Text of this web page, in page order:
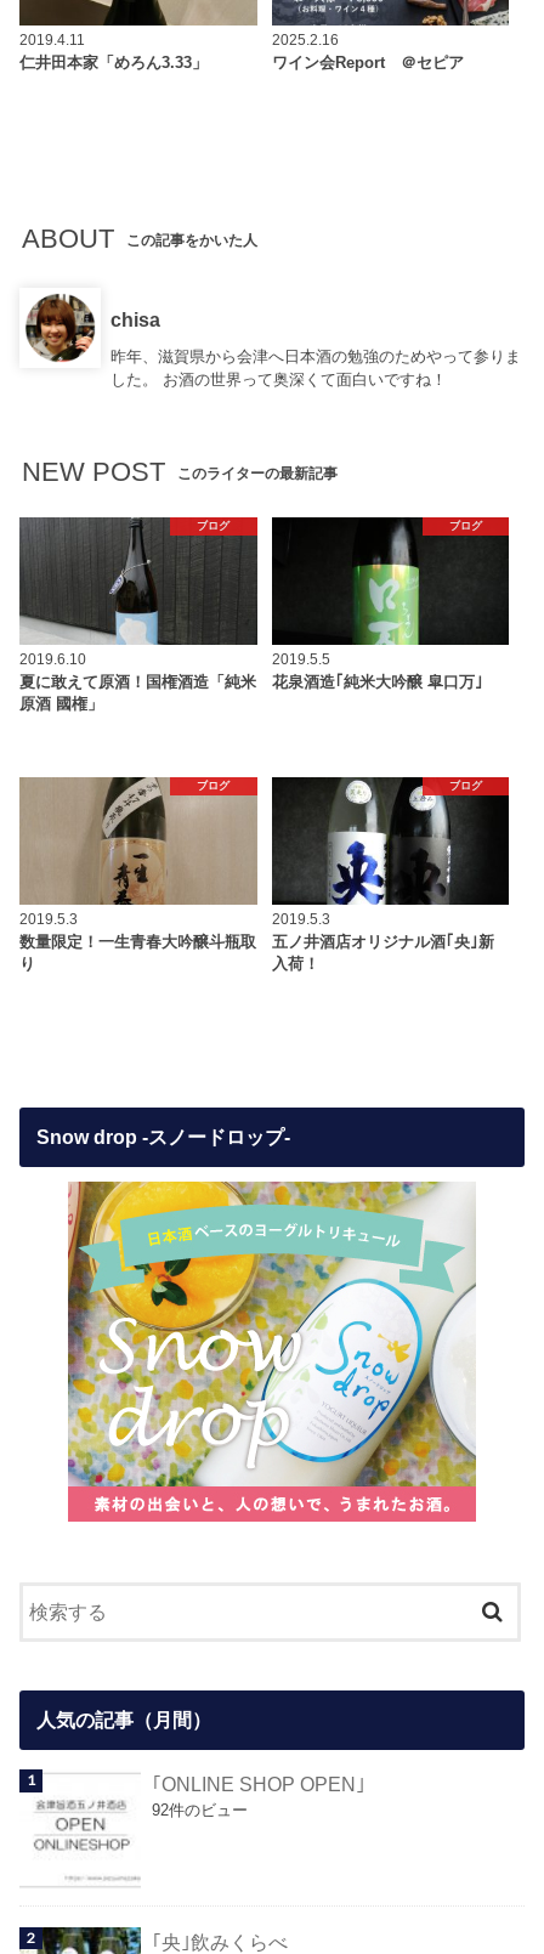
2019.4.11
仁井田本家「めろん3.33」
2025.2.16
ワイン会Report ＠セピア
ABOUT この記事をかいた人
chisa
昨年、滋賀県から会津へ日本酒の勉強のためやって参りま
した。 お酒の世界って奥深くて面白いですね！
NEW POST このライターの最新記事
ブログ
2019.6.10
夏に敢えて原酒！国権酒造「純米
原酒 國権」
ブログ
2019.5.5
花泉酒造｢純米大吟醸 皐口万｣
ブログ
2019.5.3
数量限定！一生青春大吟醸斗瓶取
り
ブログ
2019.5.3
五ノ井酒店オリジナル酒｢央｣新
入荷！
Snow drop -スノードロップ-
人気の記事（月間）
｢ONLINE SHOP OPEN｣
92件のビュー
｢央｣飲みくらべ